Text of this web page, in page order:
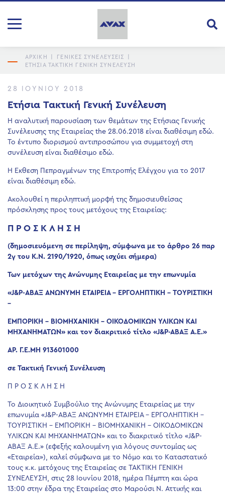
ΑΡΧΙΚΗ ΓΕΝΙΚΕΣ ΣΥΝΕΛΕΥΣΕΙΣ
ΕΤΉΣΙΑ ΤΑΚΤΙΚΉ ΓΕΝΙΚΉ ΣΥΝΈΛΕΥΣΗ
28 ΙΟΥΝΊΟΥ 2018
Ετήσια Τακτική Γενική Συνέλευση
Η αναλυτική παρουσίαση των θεμάτων της Ετήσιας Γενικής
Συνέλευσης της Εταιρείας the 28.06.2018 είναι διαθέσιμη εδώ.
Το έντυπο διορισμού αντιπροσώπου για συμμετοχή στη
συνέλευση είναι διαθέσιμο εδώ.
Η Έκθεση Πεπραγμένων της Επιτροπής Ελέγχου για το 2017
είναι διαθέσιμη εδώ.
Ακολουθεί η περιληπτική μορφή της δημοσιευθείσας
πρόσκλησης προς τους μετόχους της Εταιρείας:
Π Ρ Ο Σ Κ Λ Η Σ Η
(δημοσιευόμενη σε περίληψη, σύμφωνα με το άρθρο 26 παρ
2γ του Κ.Ν. 2190/1920, όπως ισχύει σήμερα)
Των μετόχων της Ανώνυμης Εταιρείας με την επωνυμία
«J&P-ΑΒΑΞ ΑΝΩΝΥΜΗ ΕΤΑΙΡΕΙΑ – ΕΡΓΟΛΗΠΤΙΚΗ – ΤΟΥΡΙΣΤΙΚΗ
–
ΕΜΠΟΡΙΚΗ – ΒΙΟΜΗΧΑΝΙΚΗ – ΟΙΚΟΔΟΜΙΚΩΝ ΥΛΙΚΩΝ ΚΑΙ
ΜΗΧΑΝΗΜΑΤΩΝ» και τον διακριτικό τίτλο «J&P-ABAΞ Α.Ε.»
ΑΡ. Γ.Ε.ΜΗ 913601000
σε Τακτική Γενική Συνέλευση
Π Ρ Ο Σ Κ Λ Η Σ Η
Το Διοικητικό Συμβούλιο της Ανώνυμης Εταιρείας με την
επωνυμία «J&P-ΑΒΑΞ ΑΝΩΝΥΜΗ ΕΤΑΙΡΕΙΑ – ΕΡΓΟΛΗΠΤΙΚΗ –
ΤΟΥΡΙΣΤΙΚΗ – ΕΜΠΟΡΙΚΗ – ΒΙΟΜΗΧΑΝΙΚΗ – ΟΙΚΟΔΟΜΙΚΩΝ
ΥΛΙΚΩΝ ΚΑΙ ΜΗΧΑΝΗΜΑΤΩΝ» και το διακριτικό τίτλο «J&P-
ΑΒΑΞ Α.Ε.» (εφεξής καλουμένη για λόγους συντομίας ως
«Εταιρεία»), καλεί σύμφωνα με το Νόμο και το Καταστατικό
τους κ.κ. μετόχους της Εταιρείας σε ΤΑΚΤΙΚΗ ΓΕΝΙΚΗ
ΣΥΝΕΛΕΥΣΗ, στις 28 Ιουνίου 2018, ημέρα Πέμπτη και ώρα
13:00 στην έδρα της Εταιρείας στο Μαρούσι Ν. Αττικής και